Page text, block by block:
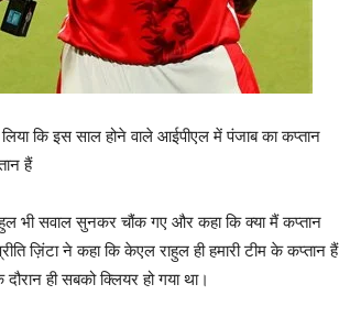
कि इस साल होने वाले आईपीएल में पंजाब का कप्तान
हैं
भी सवाल सुनकर चौंक गए और कहा कि क्या मैं कप्तान
ज़िंटा ने कहा कि केएल राहुल ही हमारी टीम के कप्तान हैं
ही सबको क्लियर हो गया था।